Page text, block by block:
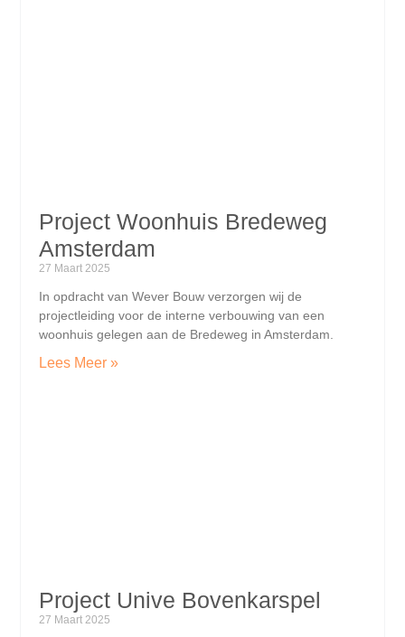
Project Woonhuis Bredeweg
Amsterdam
27 Maart 2025
In opdracht van Wever Bouw verzorgen wij de
projectleiding voor de interne verbouwing van een
woonhuis gelegen aan de Bredeweg in Amsterdam.
Lees Meer »
Project Unive Bovenkarspel
27 Maart 2025